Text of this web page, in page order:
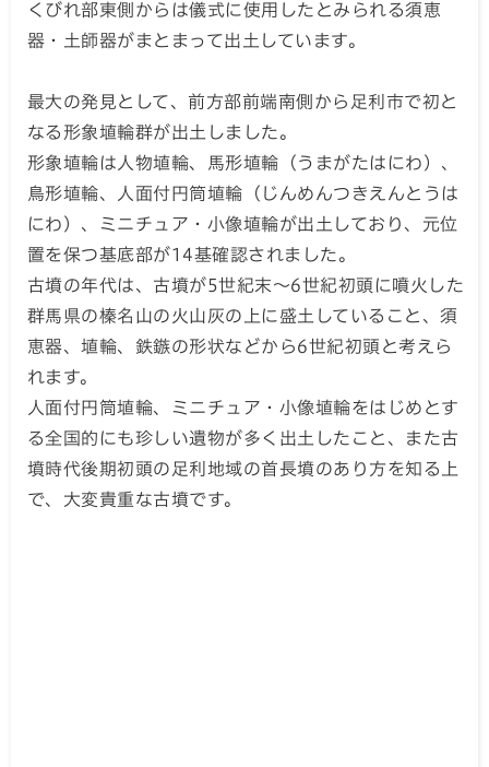
くびれ部東側からは儀式に使用したとみられる須恵
器・土師器がまとまって出土しています。
最大の発見として、前方部前端南側から足利市で初と
なる形象埴輪群が出土しました。
形象埴輪は人物埴輪、馬形埴輪（うまがたはにわ）、
鳥形埴輪、人面付円筒埴輪（じんめんつきえんとうは
にわ）、ミニチュア・小像埴輪が出土しており、元位
置を保つ基底部が14基確認されました。
古墳の年代は、古墳が5世紀末～6世紀初頭に噴火した
群馬県の榛名山の火山灰の上に盛土していること、須
恵器、埴輪、鉄鏃の形状などから6世紀初頭と考えら
れます。
人面付円筒埴輪、ミニチュア・小像埴輪をはじめとす
る全国的にも珍しい遺物が多く出土したこと、また古
墳時代後期初頭の足利地域の首長墳のあり方を知る上
で、大変貴重な古墳です。